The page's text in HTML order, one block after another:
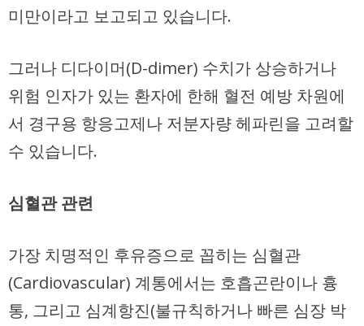
미만이라고 보고되고 있습니다.
그러나 디다이머(D-dimer) 수치가 상승하거나
위험 인자가 있는 환자에 한해 혈전 예방 차원에
서 경구용 항응고제나 저분자량 헤파린을 고려할
수 있습니다.
심혈관 관련
가장 치명적인 후유증으로 꼽히는 심혈관
(Cardiovascular) 계통에서는 호흡곤란이나 흉
통, 그리고 심계항진(불규칙하거나 빠른 심장 박